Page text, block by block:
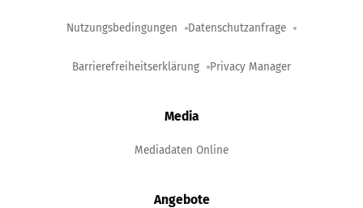
Nutzungsbedingungen Datenschutzanfrage
Barrierefreiheitserklärung Privacy Manager
Media
Mediadaten Online
Angebote